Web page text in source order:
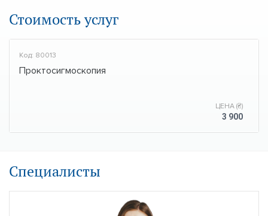
Стоимость услуг
Код: 80013
Проктосигмоскопия
ЦЕНА (₴)
3 900
Специалисты